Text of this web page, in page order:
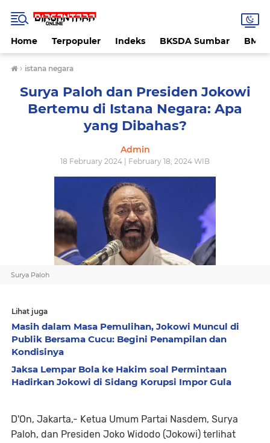
Home Terpopuler Indeks BKSDA Sumbar
› istana negara
Surya Paloh dan Presiden Jokowi
Bertemu di Istana Negara: Apa
yang Dibahas?
Admin
18 February 2024 | February 18, 2024 WIB
Surya Paloh
Lihat juga
Masih dalam Masa Pemulihan, Jokowi Muncul di
Publik Bersama Cucu: Begini Penampilan dan
Kondisinya
Jaksa Lempar Bola ke Hakim soal Permintaan
Hadirkan Jokowi di Sidang Korupsi Impor Gula
D'On, Jakarta,- Ketua Umum Partai Nasdem, Surya
Paloh, dan Presiden Joko Widodo (Jokowi) terlihat